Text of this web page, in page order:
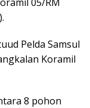
Pelda Samsul
Koramil
8 pohon